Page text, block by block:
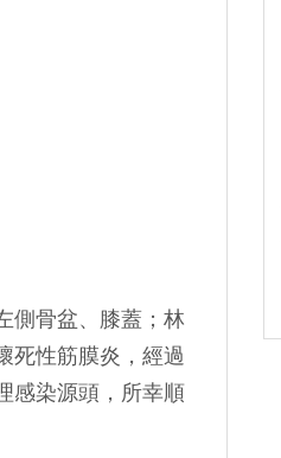
側骨盆、膝蓋；林
死性筋膜炎，經過
感染源頭，所幸順